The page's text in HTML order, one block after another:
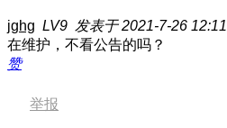
jghg LV9 发表于 2021-7-26 12:11
在维护，不看公告的吗？
赞
举报